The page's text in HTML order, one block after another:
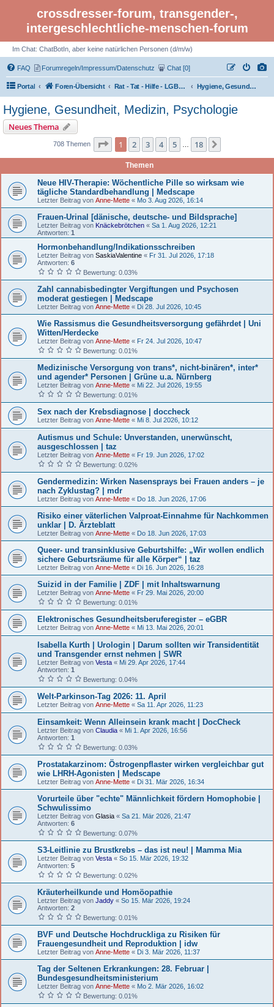
crossdresser-forum, transgender-,
intergeschlechtliche-menschen-forum
Im Chat: ChatBotIn, aber keine natürlichen Personen (d/m/w)
FAQ Forumregeln/Impressum/Datenschutz Chat [0]
Portal Foren-Übersicht Rat - Tat - Hilfe - LGBTI Rights - Infos Hygiene, Gesundheit, Medizin, Psychologie
Hygiene, Gesundheit, Medizin, Psychologie
Neues Thema
708 Themen Seite 1 von 18
1 2 3 4 5 18
Themen
Neue HIV-Therapie: Wöchentliche Pille so wirksam wie
tägliche Standardbehandlung | Medscape
Letzter Beitrag von Anne-Mette « Mo 3. Aug 2026, 16:14
Frauen-Urinal [dänische, deutsche- und Bildsprache]
Letzter Beitrag von Knäckebrötchen « Sa 1. Aug 2026, 12:21
Antworten: 1
Hormonbehandlung/Indikationsschreiben
Letzter Beitrag von SaskiaValentine « Fr 31. Jul 2026, 17:18
Antworten: 6
Bewertung: 0.03%
Zahl cannabisbedingter Vergiftungen und Psychosen
moderat gestiegen | Medscape
Letzter Beitrag von Anne-Mette « Di 28. Jul 2026, 10:45
Wie Rassismus die Gesundheitsversorgung gefährdet | Uni
Witten/Herdecke
Letzter Beitrag von Anne-Mette « Fr 24. Jul 2026, 10:47
Bewertung: 0.01%
Medizinische Versorgung von trans*, nicht-binären*, inter*
und agender* Personen | Grüne u.a. Nürnberg
Letzter Beitrag von Anne-Mette « Mi 22. Jul 2026, 19:55
Bewertung: 0.01%
Sex nach der Krebsdiagnose | doccheck
Letzter Beitrag von Anne-Mette « Mi 8. Jul 2026, 10:12
Autismus und Schule: Unverstanden, unerwünscht,
ausgeschlossen | taz
Letzter Beitrag von Anne-Mette « Fr 19. Jun 2026, 17:02
Bewertung: 0.02%
Gendermedizin: Wirken Nasensprays bei Frauen anders – je
nach Zyklustag? | mdr
Letzter Beitrag von Anne-Mette « Do 18. Jun 2026, 17:06
Risiko einer väterlichen Valproat-Einnahme für Nachkommen
unklar | D. Ärzteblatt
Letzter Beitrag von Anne-Mette « Do 18. Jun 2026, 17:03
Queer- und transinklusive Geburtshilfe: „Wir wollen endlich
sichere Geburtsräume für alle Körper“ | taz
Letzter Beitrag von Anne-Mette « Di 16. Jun 2026, 16:28
Suizid in der Familie | ZDF | mit Inhaltswarnung
Letzter Beitrag von Anne-Mette « Fr 29. Mai 2026, 20:00
Bewertung: 0.01%
Elektronisches Gesundheitsberuferegister – eGBR
Letzter Beitrag von Anne-Mette « Mi 13. Mai 2026, 20:01
Isabella Kurth | Urologin | Darum sollten wir Transidentität
und Transgender ernst nehmen | SWR
Letzter Beitrag von Vesta « Mi 29. Apr 2026, 17:44
Antworten: 1
Bewertung: 0.04%
Welt-Parkinson-Tag 2026: 11. April
Letzter Beitrag von Anne-Mette « Sa 11. Apr 2026, 11:23
Einsamkeit: Wenn Alleinsein krank macht | DocCheck
Letzter Beitrag von Claudia « Mi 1. Apr 2026, 16:56
Antworten: 1
Bewertung: 0.03%
Prostatakarzinom: Östrogenpflaster wirken vergleichbar gut
wie LHRH-Agonisten | Medscape
Letzter Beitrag von Anne-Mette « Di 31. Mär 2026, 16:34
Vorurteile über "echte" Männlichkeit fördern Homophobie |
Schwulissimo
Letzter Beitrag von Glasia « Sa 21. Mär 2026, 21:47
Antworten: 6
Bewertung: 0.07%
S3-Leitlinie zu Brustkrebs – das ist neu! | Mamma Mia
Letzter Beitrag von Vesta « So 15. Mär 2026, 19:32
Antworten: 5
Bewertung: 0.02%
Kräuterheilkunde und Homöopathie
Letzter Beitrag von Jaddy « So 15. Mär 2026, 19:24
Antworten: 2
Bewertung: 0.01%
BVF und Deutsche Hochdruckliga zu Risiken für
Frauengesundheit und Reproduktion | idw
Letzter Beitrag von Anne-Mette « Di 3. Mär 2026, 11:37
Tag der Seltenen Erkrankungen: 28. Februar |
Bundesgesundheitsministerium
Letzter Beitrag von Anne-Mette « Mo 2. Mär 2026, 16:02
Bewertung: 0.01%